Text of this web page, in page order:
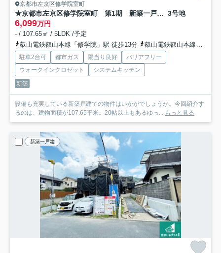
京都市左京区修学院室町
★京都市左京区修学院室町 第1期 新築一戸建て 3号地
6,099万円
- / 107.65㎡ / 5LDK /予定
叡山電鉄叡山本線「修学院」駅 徒歩13分
叡山電鉄叡山本線「宝ケ池」駅 徒歩13分
駐車2台可 都市ガス 陽当り良好
バリアフリー
ウォークインクロゼット
システムキッチン
新築
設備も充実している新築戸建ての物件はいかがでしょうか。今回紹介す
るのは、建物面積が107.65平米。20帖以上もあるゆっ... もっと見る
新築一戸建